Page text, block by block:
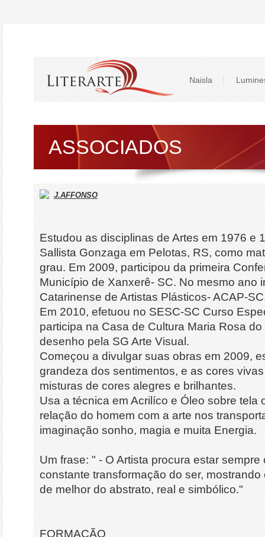
Naisla
ASSOCIADOS
J.AFFONSO
Estudou as disciplinas de Artes em 1976 e
Sallista Gonzaga em Pelotas, RS, como
grau. Em 2009, participou da primeira
Município de Xanxerê- SC. No mesmo ano
Catarinense de Artistas Plásticos- ACAP-
Em 2010, efetuou no SESC-SC Curso
participa na Casa de Cultura Maria Rosa
desenho pela SG Arte Visual.
Começou a divulgar suas obras em 2009,
grandeza dos sentimentos, e as cores
misturas de cores alegres e brilhantes.
Usa a técnica em Acrilíco e Óleo sobre tela
relação do homem com a arte nos
imaginação sonho, magia e muita Energia.
Um frase: " - O Artista procura estar
constante transformação do ser,
de melhor do abstrato, real e simbólico."
FORMAÇÃO